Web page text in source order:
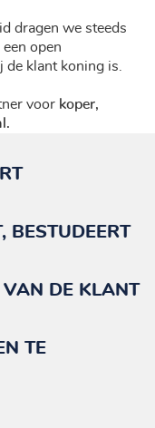
dragen we steeds
open
klant koning is.
voor koper,
BESTUDEERT
VAN DE KLANT
TE